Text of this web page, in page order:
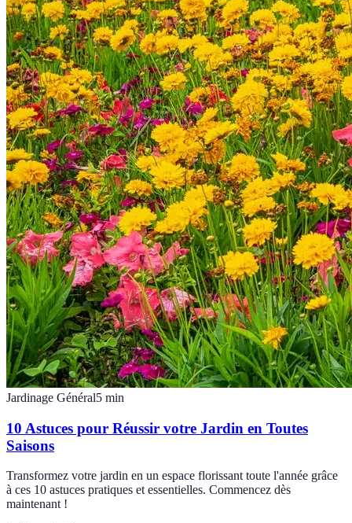
Jardinage Général5 min
10 Astuces pour Réussir votre Jardin en Toutes
Saisons
Transformez votre jardin en un espace florissant toute l'année grâce
à ces 10 astuces pratiques et essentielles. Commencez dès
maintenant !